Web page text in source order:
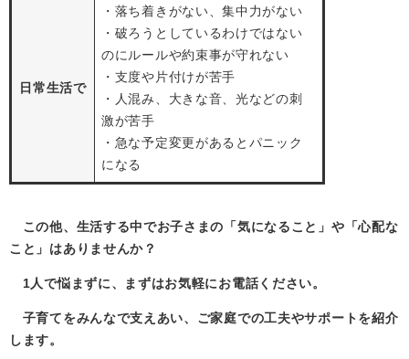
日常生活で
・落ち着きがない、集中力がない
・破ろうとしているわけではない
のにルールや約束事が守れない
・支度や片付けが苦手
・人混み、大きな音、光などの刺
激が苦手
・急な予定変更があるとパニック
になる
この他、生活する中でお子さまの「気になること」や「心配な
こと」はありませんか？
1人で悩まずに、まずはお気軽にお電話ください。
子育てをみんなで支えあい、ご家庭での工夫やサポートを紹介
します。